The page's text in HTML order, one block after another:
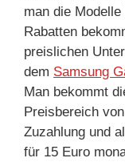
man die
Rabatten
preislichen
dem Samsung
Man bekommt
Preisbereich
Zuzahlung und
für 15 Euro